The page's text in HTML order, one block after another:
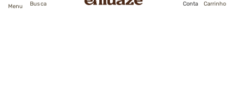
Menu Busca Conta Carrinho